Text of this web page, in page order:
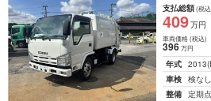
支払総額(税
409万円
車両価格(税込)
396万円
年式 2013
車検 検なし
整備 定期